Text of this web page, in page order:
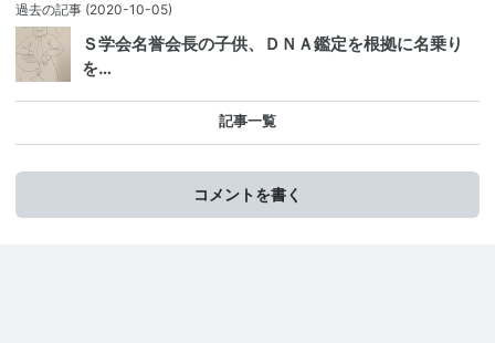
過去の記事 (2020-10-05)
Ｓ学会名誉会長の子供、ＤＮＡ鑑定を根拠に名乗り
を…
記事一覧
コメントを書く